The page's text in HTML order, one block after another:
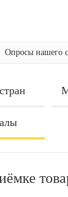
Опросы нашего